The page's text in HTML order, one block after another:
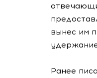
вынес им
Ранее